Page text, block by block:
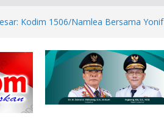
Kodim 1506/Namlea Bersama Yonif
Sabri Canangkan BSPS 2026, 916
Dapat Bantuan
di Perbatasan, Bupati Nunukan
Bullying
ASN Tetap Dibayarkan